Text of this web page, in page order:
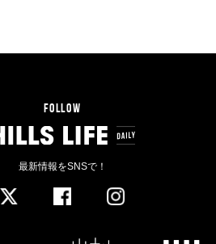
FOLLOW
最新情報をSNSで！